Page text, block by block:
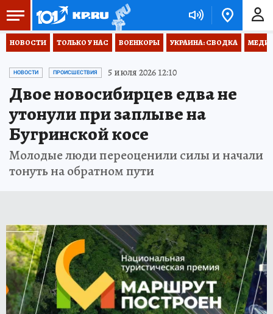
НОВОСТИ ТОЛЬКО У НАС ВОЕНКОРЫ УКРАИНА: СВОДКА
НОВОСТИ ПРОИСШЕСТВИЯ 5 июля 2026 12:10
Двое новосибирцев едва не
утонули при заплыве на
Бугринской косе
Молодые люди переоценили силы и начали
тонуть на обратном пути